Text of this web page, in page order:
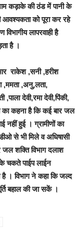
कड़ाके की ठंड में पानी के
आवश्यकता को पूरा कर रहे
लापरवाही है
है ।
राकेश ,सनी ,हरीश
,ममता ,अनु,लता,
,पाला देवी,रमा देवी,पिंकी,
का कहना है कि कई बार जल
नहीं हुई । ग्रामीणों का
से भी मिले व अधिषासी
जल शक्ति विभाग दलाश
चकते पाईप लाईन
है । विभाग ने कहा कि जल्द
बहाल की जा सकें ।